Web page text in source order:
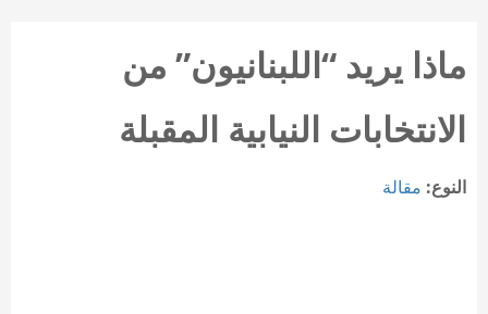
ماذا يريد “اللبنانيون” من
الانتخابات النيابية المقبلة
النوع: مقالة